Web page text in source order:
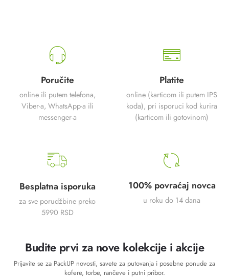
Poručite
online ili putem telefona,
Viber-a, WhatsApp-a ili
messenger-a
Platite
online (karticom ili putem IPS
koda), pri isporuci kod kurira
(karticom ili gotovinom)
Besplatna isporuka
za sve porudžbine preko
5990 RSD
100% povraćaj novca
u roku do 14 dana
Budite prvi za nove kolekcije i akcije
Prijavite se za PackUP novosti, savete za putovanja i posebne ponude za
kofere, torbe, rančeve i putni pribor.